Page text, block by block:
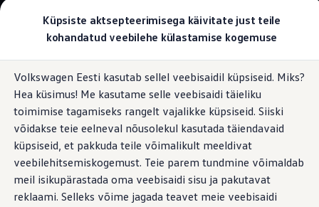
Küpsiste aktsepteerimisega käivitate just teile
kohandatud veebilehe külastamise kogemuse
Volkswagen Eesti kasutab sellel veebisaidil küpsiseid. Miks?
Hea küsimus! Me kasutame selle veebisaidi täieliku
toimimise tagamiseks rangelt vajalikke küpsiseid. Siiski
võidakse teie eelneval nõusolekul kasutada täiendavaid
küpsiseid, et pakkuda teile võimalikult meeldivat
veebilehitsemiskogemust. Teie parem tundmine võimaldab
meil isikupärastada oma veebisaidi sisu ja pakutavat
reklaami. Selleks võime jagada teavet meie veebisaidi
põhisisu
juurde
jaluse
juurde
Valige oma Volkswagen
Mudelid ja konfiguraator
Uus ID. Cross
Konfigureeri
Volkswageni tarbesõidukid. Igaks ülesandeks valmis
Volkswagen laoautode e-pood
Pakkumised ja teenused
Juubelipakkumine
Autovahetus
Garantii
Volkswagen laoautode e-pood
Tasuta registreerimistasu sinu uuele Volkswagenile!
Tiguani pistikhübriid
Täiendused
Hilisem funktsioonide
täiendamine?T-